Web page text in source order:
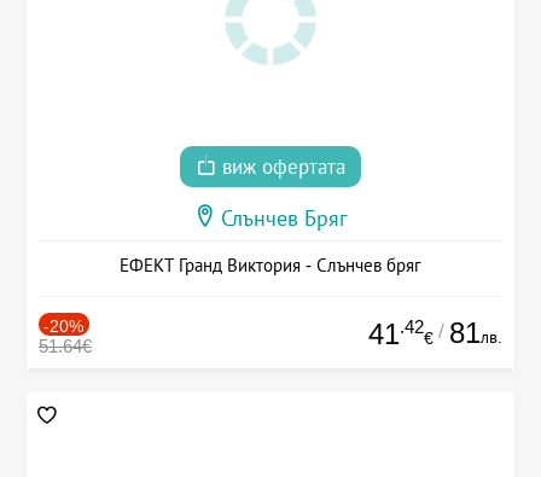
виж офертата
Слънчев Бряг
ЕФЕКТ Гранд Виктория - Слънчев бряг
-20%
51.64€ 41.42
€ / 81лв.